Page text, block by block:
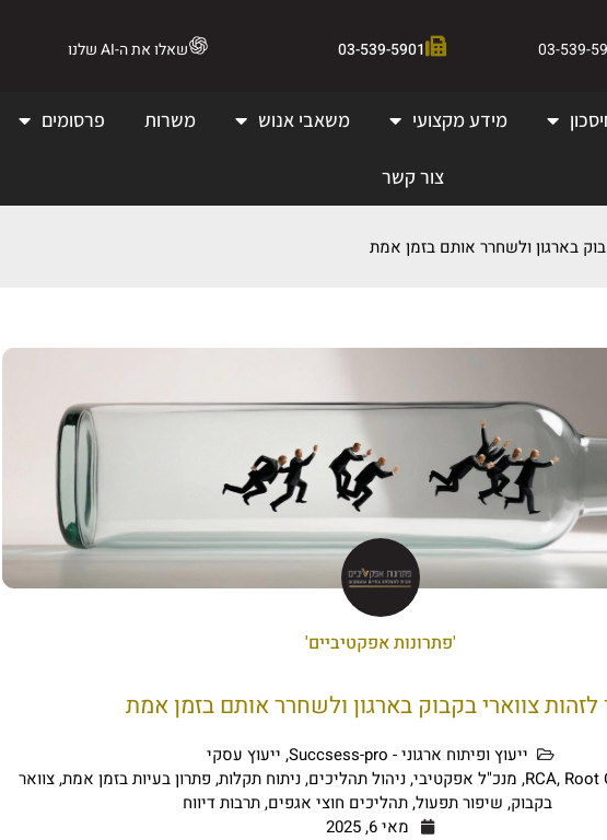
03-539-
03-539-5901 שאלו את ה-AI שלנו
מידע מקצועי משאבי אנוש משרות פרסומים
צור קשר
בארגון ולשחרר אותם בזמן אמת
'פתרונות אפקטיביים'
לזהות צווארי בקבוק בארגון ולשחרר אותם בזמן אמת
ייעוץ ופיתוח ארגוני - Succsess-pro , ייעוץ עסקי
RCA, Root
, מנכ"ל אפקטיבי,ניהול תהליכים,ניתוח תקלות, פתרון בעיות בזמן אמת,צוואר
בקבוק, שיפור תפעול,תהליכים חוצי אגפים,תרבות דיווח
מאי 6, 2025